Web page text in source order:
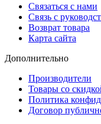
Связаться с нами
Связь с
Возврат товара
Карта сайта
Дополнительно
Производители
Товары со
Политика
Договор